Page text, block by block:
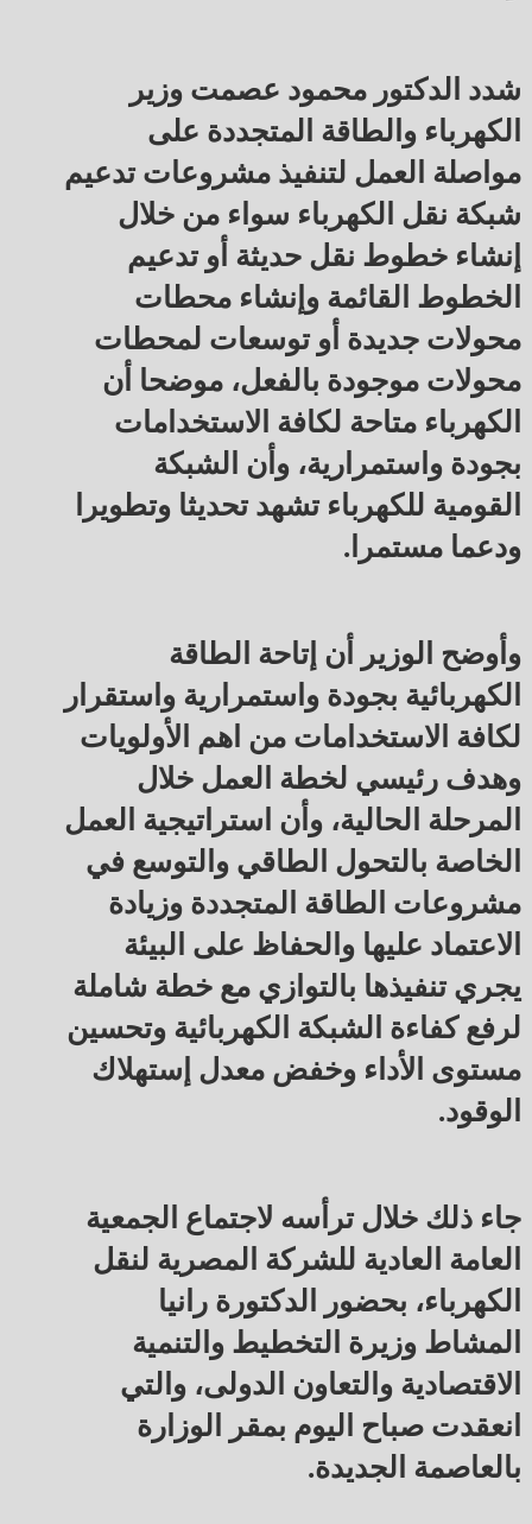
شدد الدكتور محمود عصمت وزير
الكهرباء والطاقة المتجددة على
مواصلة العمل لتنفيذ مشروعات تدعيم
شبكة نقل الكهرباء سواء من خلال
إنشاء خطوط نقل حديثة أو تدعيم
الخطوط القائمة وإنشاء محطات
محولات جديدة أو توسعات لمحطات
محولات موجودة بالفعل، موضحا أن
الكهرباء متاحة لكافة الاستخدامات
بجودة واستمرارية، وأن الشبكة
القومية للكهرباء تشهد تحديثا وتطويرا
ودعما مستمرا.
وأوضح الوزير أن إتاحة الطاقة
الكهربائية بجودة واستمرارية واستقرار
لكافة الاستخدامات من اهم الأولويات
وهدف رئيسي لخطة العمل خلال
المرحلة الحالية، وأن استراتيجية العمل
الخاصة بالتحول الطاقي والتوسع في
مشروعات الطاقة المتجددة وزيادة
الاعتماد عليها والحفاظ على البيئة
يجري تنفيذها بالتوازي مع خطة شاملة
لرفع كفاءة الشبكة الكهربائية وتحسين
مستوى الأداء وخفض معدل إستهلاك
الوقود.
جاء ذلك خلال ترأسه لاجتماع الجمعية
العامة العادية للشركة المصرية لنقل
الكهرباء، بحضور الدكتورة رانيا
المشاط وزيرة التخطيط والتنمية
الاقتصادية والتعاون الدولى، والتي
انعقدت صباح اليوم بمقر الوزارة
بالعاصمة الجديدة.